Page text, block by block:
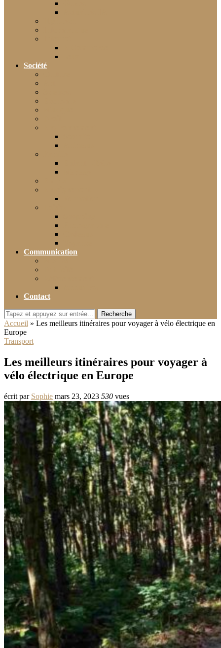
Société
Communication
Contact
Recherche
Accueil » Les meilleurs itinéraires pour voyager à vélo électrique en
Europe
Transport
Les meilleurs itinéraires pour voyager à
vélo électrique en Europe
écrit par Sophie mars 23, 2023 530 vues